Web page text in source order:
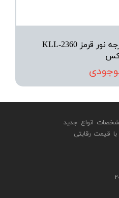
تراز لیزری 4 خط 360 درجه نور قرمز KLL-2360
انواع جدید
قیمت رقابتی